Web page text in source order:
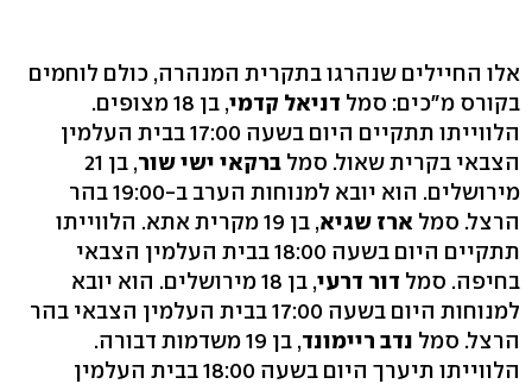
אלו החיילים שנהרגו בתקרית המנהרה, כולם לוחמים
בקורס מ"כים: סמל דניאל קדמי
, בן 18 מצופים.
הלווייתו תתקיים היום בשעה 17:00 בבית העלמין
הצבאי בקרית שאול. סמל ברקאי ישי שור
, בן 21
מירושלים. הוא יובא למנוחות הערב ב-19:00 בהר
הרצל. סמל ארז שגיא
, בן 19 מקרית אתא. הלווייתו
תתקיים היום בשעה 18:00 בבית העלמין הצבאי
בחיפה. סמל דור דרעי
, בן 18 מירושלים. הוא יובא
למנוחות היום בשעה 17:00 בבית העלמין הצבאי בהר
הרצל. סמל נדב ריימונד
, בן 19 משדמות דבורה.
הלווייתו תיערך היום בשעה 18:00 בבית העלמין